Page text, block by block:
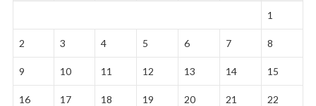
1
2 3 4 5 6 7 8
9 10 11 12 13 14 15
16 17 18 19 20 21 22